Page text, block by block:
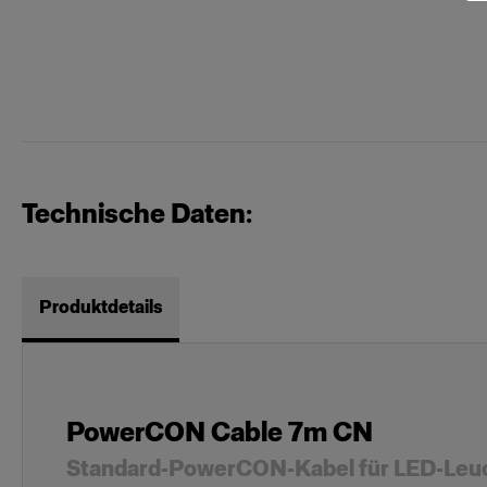
Technische Daten:
Produktdetails
PowerCON Cable 7m CN
Standard-PowerCON-Kabel für LED-